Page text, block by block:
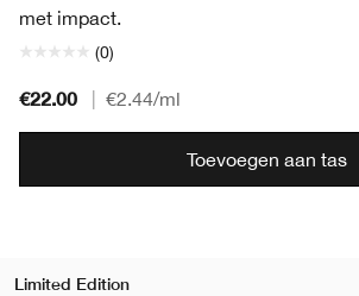
met impact.
(0)
€22.00 €2.44/ml
Toevoegen aan tas
Limited Edition